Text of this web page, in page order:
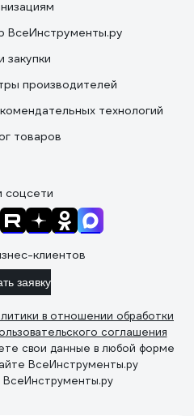
ВсеИнструменты.ру
закупки
производителей
технологий
товаров
соцсети
клиентов
заявку
в отношении обработки
соглашения
свои данные в любой форме
ВсеИнструменты.ру